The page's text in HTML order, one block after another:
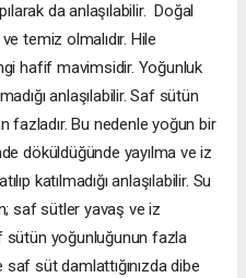
da anlaşılabilir. Doğal
temiz olmalıdır. Hile
hafif mavimsidir. Yoğunluk
anlaşılabilir. Saf sütün
fazladır. Bu nedenle yoğun bir
döküldüğünde yayılma ve iz
katılmadığı anlaşılabilir. Su
saf sütler yavaş ve iz
sütün yoğunluğunun fazla
süt damlattığınızda dibe